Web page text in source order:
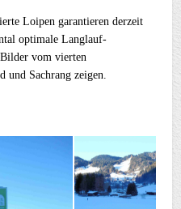
Loipen garantieren derzeit
optimale Langlauf-
vom vierten
und Sachrang zeigen.